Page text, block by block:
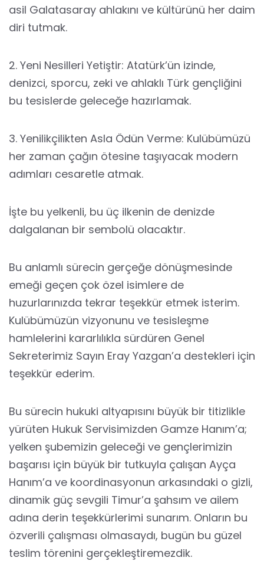
asil Galatasaray ahlakını ve kültürünü her daim
diri tutmak.
2. Yeni Nesilleri Yetiştir: Atatürk’ün izinde,
denizci, sporcu, zeki ve ahlaklı Türk gençliğini
bu tesislerde geleceğe hazırlamak.
3. Yenilikçilikten Asla Ödün Verme: Kulübümüzü
her zaman çağın ötesine taşıyacak modern
adımları cesaretle atmak.
İşte bu yelkenli, bu üç ilkenin de denizde
dalgalanan bir sembolü olacaktır.
Bu anlamlı sürecin gerçeğe dönüşmesinde
emeği geçen çok özel isimlere de
huzurlarınızda tekrar teşekkür etmek isterim.
Kulübümüzün vizyonunu ve tesisleşme
hamlelerini kararlılıkla sürdüren Genel
Sekreterimiz Sayın Eray Yazgan’a destekleri için
teşekkür ederim.
Bu sürecin hukuki altyapısını büyük bir titizlikle
yürüten Hukuk Servisimizden Gamze Hanım’a;
yelken şubemizin geleceği ve gençlerimizin
başarısı için büyük bir tutkuyla çalışan Ayça
Hanım’a ve koordinasyonun arkasındaki o gizli,
dinamik güç sevgili Timur’a şahsım ve ailem
adına derin teşekkürlerimi sunarım. Onların bu
özverili çalışması olmasaydı, bugün bu güzel
teslim törenini gerçekleştiremezdik.